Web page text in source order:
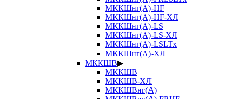
МККШнг(А)-HF
МККШнг(А)-HF-ХЛ
МККШнг(А)-LS
МККШнг(А)-LS-ХЛ
МККШнг(А)-LSLTx
МККШнг(А)-ХЛ
МККШВ▶
МККШВ
МККШВ-ХЛ
МККШВнг(А)